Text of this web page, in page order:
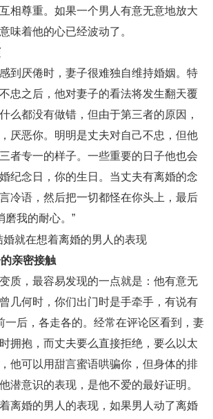
其他
相尊重。如果一个男人有意无意地放大
味着他的心已经波动了。
厌倦时，妻子很难独自维持婚姻。特
忠之后，他对妻子的看法将发生翻天覆
么都没有做错，但由于第三者的原因，
厌恶你。明明是丈夫对自己不忠，但他
者专一的样子。一些重要的日子他也会
纪念日，你的生日。当丈夫有离婚的念
冷语，然后把一切都怪在你头上，最后
磨我的耐心。”
亲密接触
，最容易发现的一点就是：他有意无
几何时，你们出门时是手牵手，有说有
一后，各走各的。经常在评论区看到，妻
拥抱，而丈夫要么直接拒绝，要么以太
他可以用甜言蜜语哄骗你，但身体的排
潜意识的表现，是他不爱的最好证明。
婚的男人的表现，如果男人动了离婚